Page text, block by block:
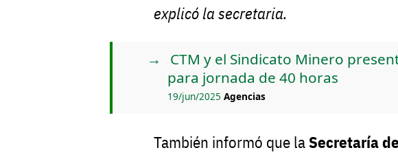
explicó la secretaria.
CTM y el Sindicato Minero
para jornada de 40 horas
19/jun/2025 Agencias
También informó que laSecretaría